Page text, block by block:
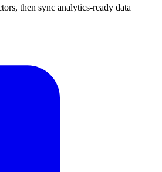
then sync analytics-ready data